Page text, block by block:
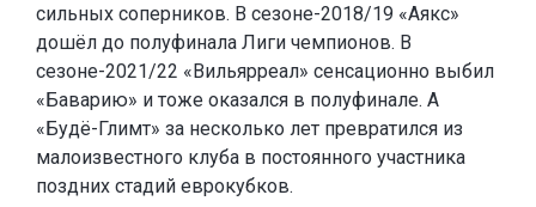
сильных соперников. В сезоне-2018/19 «Аякс»
дошёл до полуфинала Лиги чемпионов. В
сезоне-2021/22 «Вильярреал» сенсационно выбил
«Баварию» и тоже оказался в полуфинале. А
«Будё-Глимт» за несколько лет превратился из
малоизвестного клуба в постоянного участника
поздних стадий еврокубков.